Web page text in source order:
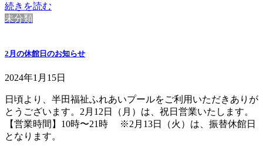
続きを読む
未分類
2月の休館日のお知らせ
2024年1月15日
日頃より、半田福祉ふれあいプールをご利用いただきありが
とうございます。2月12日（月）は、祝日営業いたします。
【営業時間】10時〜21時 ※2月13日（火）は、振替休館日
となります。